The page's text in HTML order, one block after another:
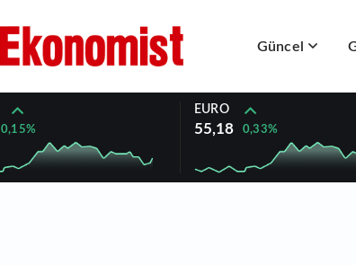
Güncel
0,15%
EURO
55,18 0,33%